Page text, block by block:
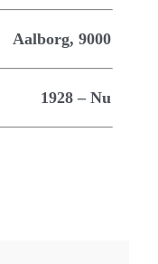
Aalborg, 9000
1928 – Nu